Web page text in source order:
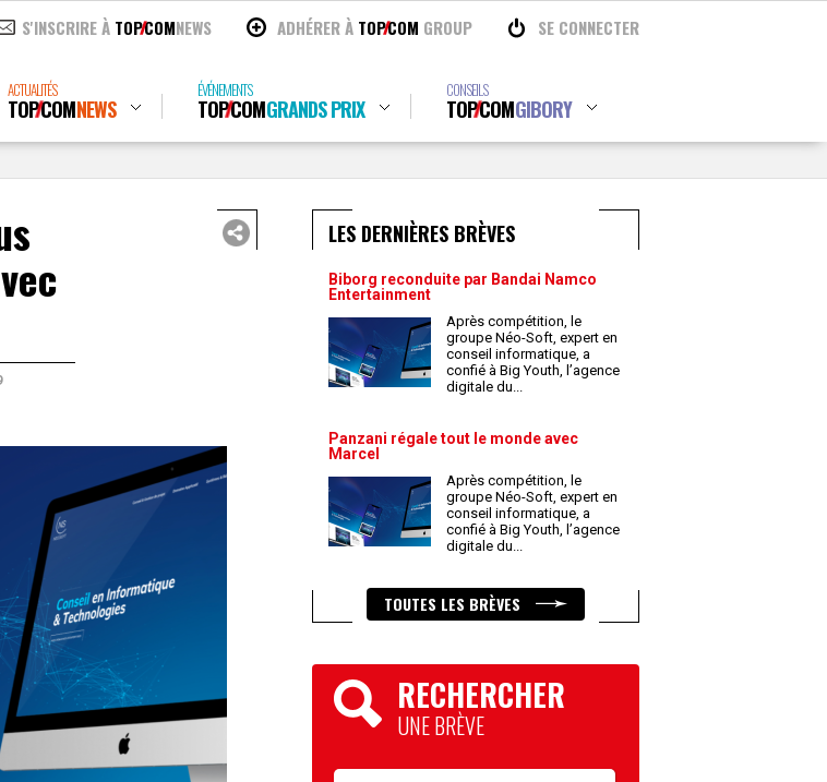
S'INSCRIRE À TOPCOMNEWS ADHÉRER À TOPCOM GROUP SE CONNECTER
ACTUALITÉS
TOPCOMNEWS
ÉVÉNEMENTS
TOPCOMGRANDS PRIX
CONSEILS
TOPCOMGIBORY
LES DERNIÈRES BRÈVES
Biborg reconduite par Bandai Namco
Entertainment
Après compétition, le
groupe Néo-Soft, expert en
conseil informatique, a
confié à Big Youth, l’agence
digitale du...
Panzani régale tout le monde avec
Marcel
Après compétition, le
groupe Néo-Soft, expert en
conseil informatique, a
confié à Big Youth, l’agence
digitale du...
TOUTES LES BRÈVES
RECHERCHER
UNE BRÈVE